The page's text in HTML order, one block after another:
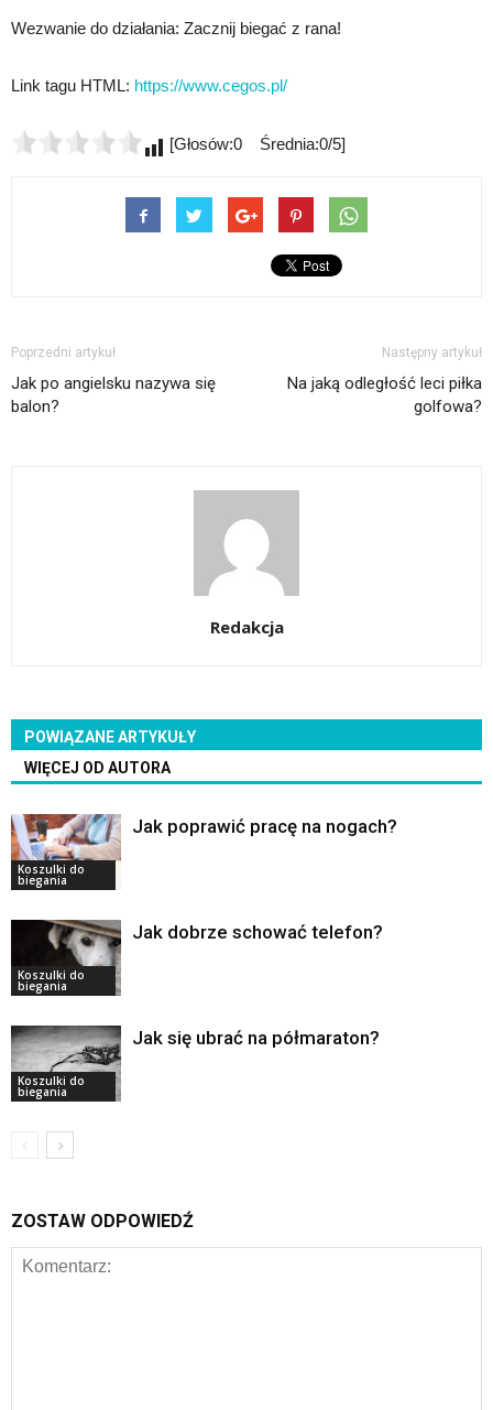
Wezwanie do działania: Zacznij biegać z rana!
Link tagu HTML: https://www.cegos.pl/
[Głosów:0 Średnia:0/5]
Poprzedni artykuł
Jak po angielsku nazywa się
balon?
Następny artykuł
Na jaką odległość leci piłka
golfowa?
Redakcja
POWIĄZANE ARTYKUŁY
WIĘCEJ OD AUTORA
Koszulki do
biegania
Jak poprawić pracę na nogach?
Koszulki do
biegania
Jak dobrze schować telefon?
Koszulki do
biegania
Jak się ubrać na półmaraton?
ZOSTAW ODPOWIEDŹ